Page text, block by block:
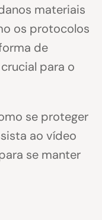
materiais
os protocolos
de
para o
se proteger
ao vídeo
se manter